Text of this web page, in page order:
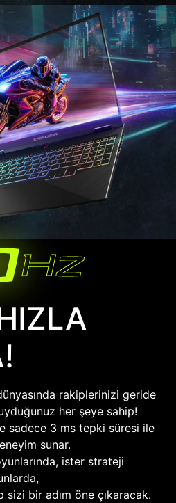
Hz
rakiplerinizi geride
her şeye sahip!
sadece 3 ms tepki süresi ile
sunar.
ister strateji
bir adım öne çıkaracak.